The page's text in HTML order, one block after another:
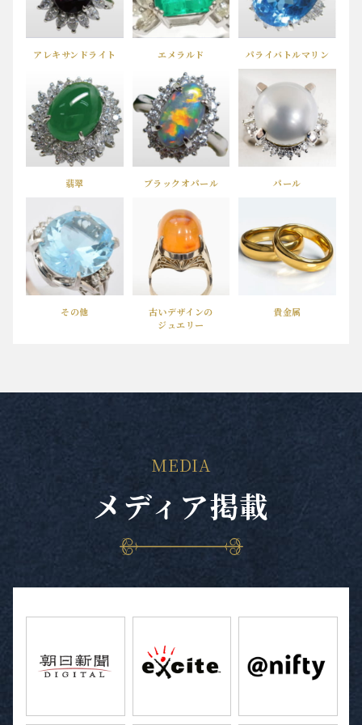
アレキサンドライト エメラルド パライバトルマリン
翡翠 ブラックオパール パール
その他
古いデザインの
ジュエリー
貴金属
MEDIA
メディア掲載